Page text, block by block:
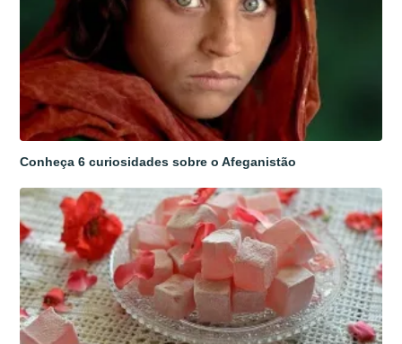
Conheça 6 curiosidades sobre o Afeganistão